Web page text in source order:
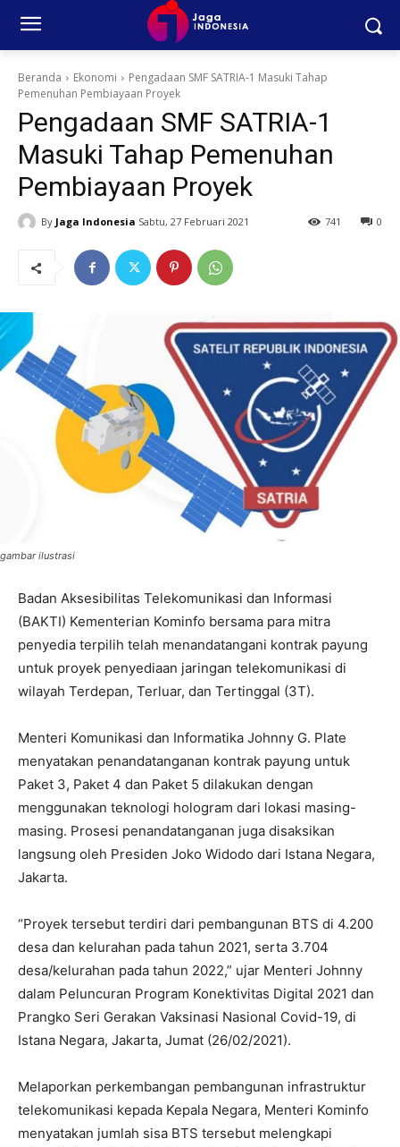
Beranda Ekonomi
Pengadaan SMF SATRIA-1 Masuki Tahap
Pemenuhan Pembiayaan Proyek
Pengadaan SMF SATRIA-1
Masuki Tahap Pemenuhan
Pembiayaan Proyek
By Jaga Indonesia Sabtu, 27 Februari 2021 0
741
gambar ilustrasi
Badan Aksesibilitas Telekomunikasi dan Informasi
(BAKTI) Kementerian Kominfo bersama para mitra
penyedia terpilih telah menandatangani kontrak payung
untuk proyek penyediaan jaringan telekomunikasi di
wilayah Terdepan, Terluar, dan Tertinggal (3T).
Menteri Komunikasi dan Informatika Johnny G. Plate
menyatakan penandatanganan kontrak payung untuk
Paket 3, Paket 4 dan Paket 5 dilakukan dengan
menggunakan teknologi hologram dari lokasi masing-
masing. Prosesi penandatanganan juga disaksikan
langsung oleh Presiden Joko Widodo dari Istana Negara,
Jakarta.
“Proyek tersebut terdiri dari pembangunan BTS di 4.200
desa dan kelurahan pada tahun 2021, serta 3.704
desa/kelurahan pada tahun 2022,” ujar Menteri Johnny
dalam Peluncuran Program Konektivitas Digital 2021 dan
Prangko Seri Gerakan Vaksinasi Nasional Covid-19, di
Istana Negara, Jakarta, Jumat (26/02/2021).
Melaporkan perkembangan pembangunan infrastruktur
telekomunikasi kepada Kepala Negara, Menteri Kominfo
menyatakan jumlah sisa BTS tersebut melengkapi